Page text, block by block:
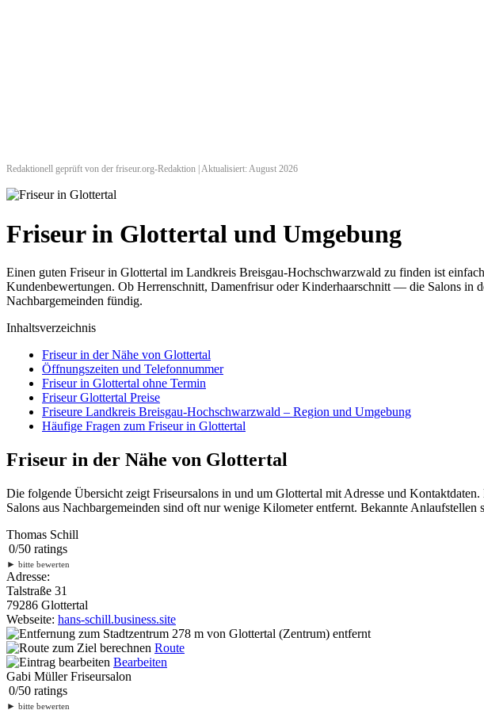
Redaktionell geprüft von der friseur.org-Redaktion | Aktualisiert: August 2026
Friseur in Glottertal und Umgebung
Einen guten Friseur in Glottertal im Landkreis Breisgau-Hochschwarzwald zu finden ist
Kundenbewertungen. Ob Herrenschnitt, Damenfrisur oder Kinderhaarschnitt — die Salons in
Nachbargemeinden fündig.
Inhaltsverzeichnis
Friseur in der Nähe von Glottertal
Öffnungszeiten und Telefonnummer
Friseur in Glottertal ohne Termin
Friseur Glottertal Preise
Friseure Landkreis Breisgau-Hochschwarzwald – Region und Umgebung
Häufige Fragen zum Friseur in Glottertal
Friseur in der Nähe von Glottertal
Die folgende Übersicht zeigt Friseursalons in und um Glottertal mit Adresse und
Salons aus Nachbargemeinden sind oft nur wenige Kilometer entfernt. Bekannte
Thomas Schill
0/50 ratings
► bitte bewerten
Adresse:
Talstraße 31
79286 Glottertal
Webseite: hans-schill.business.site
278 m von Glottertal (Zentrum) entfernt
Route
Bearbeiten
Gabi Müller Friseursalon
0/50 ratings
► bitte bewerten